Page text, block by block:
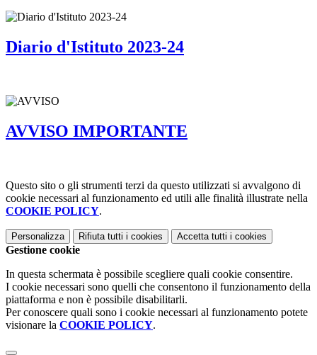
Diario d'Istituto 2023-24
AVVISO IMPORTANTE
Questo sito o gli strumenti terzi da questo utilizzati si avvalgono di
cookie necessari al funzionamento ed utili alle finalità illustrate nella
COOKIE POLICY.
Personalizza Rifiuta tutti i cookies Accetta tutti i cookies
Gestione cookie
In questa schermata è possibile scegliere quali cookie consentire.
I cookie necessari sono quelli che consentono il funzionamento della
piattaforma e non è possibile disabilitarli.
Per conoscere quali sono i cookie necessari al funzionamento potete
visionare la COOKIE POLICY.